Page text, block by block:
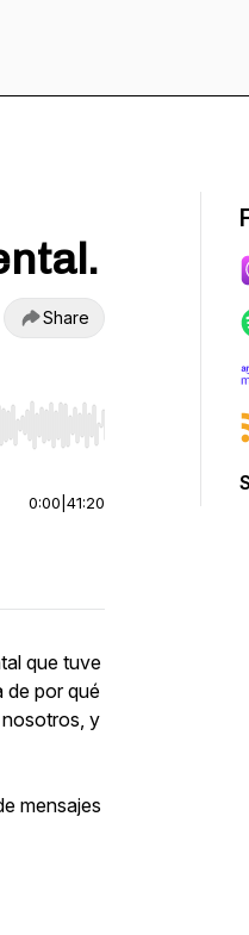
Share
or end. Hold shift to
0:00 41:20
que tuve
de por qué
nosotros, y
mensajes